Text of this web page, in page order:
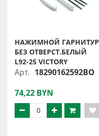
НАЖИМНОЙ ГАРНИТУР
БЕЗ ОТВЕРСТ.БЕЛЫЙ
L92-25 VICTORY
Арт. 18290162592BO
74,22 BYN